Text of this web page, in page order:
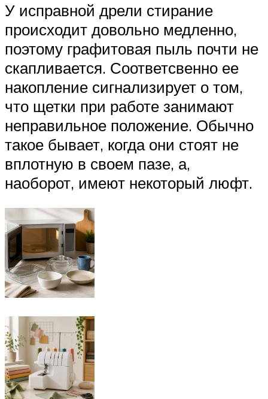
У исправной дрели стирание
происходит довольно медленно,
поэтому графитовая пыль почти не
скапливается. Соответсвенно ее
накопление сигнализирует о том,
что щетки при работе занимают
неправильное положение. Обычно
такое бывает, когда они стоят не
вплотную в своем пазе, а,
наоборот, имеют некоторый люфт.